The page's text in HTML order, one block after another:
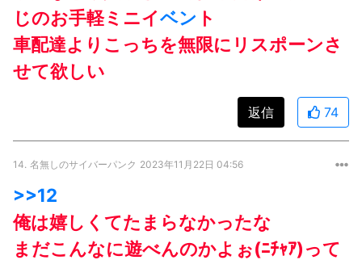
じのお手軽ミニイベン ト
車配達よりこっちを無限にリスポーンさ
せて欲しい
返信 74
14. 名無しのサイバーパンク 2023年11月22日 04:56
>>12
俺は嬉しくてたまらなかったな
まだこんなに遊べんのかよぉ(ﾆﾁｬｱ)って